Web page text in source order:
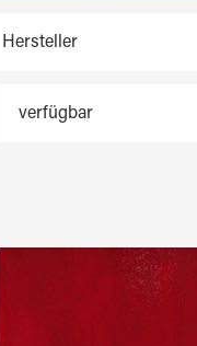
Hersteller
verfügbar